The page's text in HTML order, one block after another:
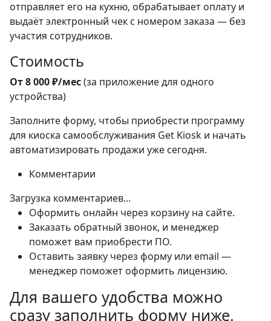
отправляет его на кухню, обрабатывает оплату и
выдаёт электронный чек с номером заказа — без
участия сотрудников.
Стоимость
От 8 000 ₽/мес(за приложение для одного
устройства)
Заполните форму, чтобы приобрести программу
для киоска самообслуживания Get Kiosk и начать
автоматизировать продажи уже сегодня.
Комментарии
Загрузка комментариев...
Оформить онлайн через корзину на сайте.
Заказать обратный звонок, и менеджер
поможет вам приобрести ПО.
Оставить заявку через форму или email —
менеджер поможет оформить лицензию.
Для вашего удобства можно
сразу заполнить форму ниже.